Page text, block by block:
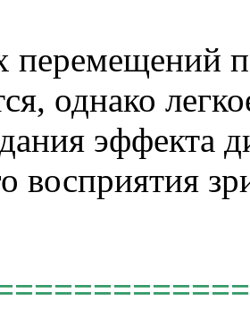
перемещений
однако
эффекта
восприятия